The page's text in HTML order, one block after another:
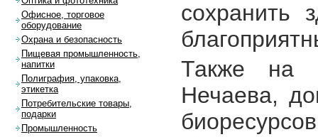
сохранить
Также на
Нечаева,
Офисное, торговое
оборудование
Охрана и безопасность
Пищевая промышленность,
напитки
Полиграфия, упаковка,
этикетка
Потребительские товары,
подарки
Промышленность